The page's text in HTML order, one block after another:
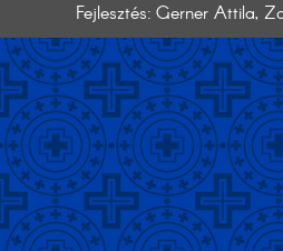
Fejlesztés: Gerner Attila,